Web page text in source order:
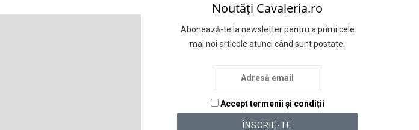
Noutăți Cavaleria.ro
Abonează-te la newsletter pentru a primi cele
mai noi articole atunci când sunt postate.
Accept termenii și condiții